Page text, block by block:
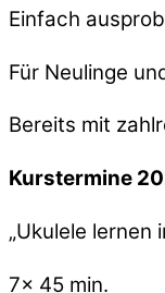
Einfach
Für Neulinge
Bereits mit
Kurstermine
„Ukulele lernen
7x 45 min.